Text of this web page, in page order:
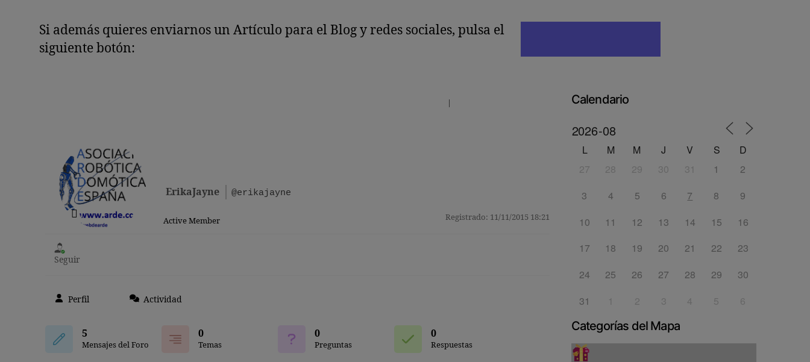
Si además quieres enviarnos un Artículo para el Blog y redes sociales, pulsa el
siguiente botón:
ErikaJayne @erikajayne
Active Member Registrado: 11/11/2015 18:21
Seguir
Perfil Actividad
5
Mensajes del Foro
0
Temas
0
Preguntas
0
Respuestas
Calendario
L M M J V S
D
27
28 29 30 31 1
2
3
4 5 6 7 8
9
10
11 12 13 14 15
16
17
18 19 20 21 22
23
24
25 26 27 28 29
30
31
1 2 3 4 5 6
Categorías del Mapa